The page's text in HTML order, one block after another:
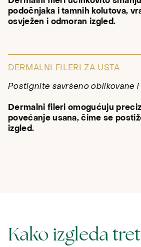
podočnjaka i tamnih kolutova,
osvježen i odmoran izgled.
DERMALNI FILERI ZA USTA
Postignite savršeno oblikovane
Dermalni fileri omogućuju
povećanje usana, čime se
izgled.
Kako izgleda